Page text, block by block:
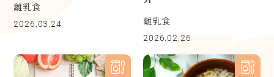
離乳食
2026.03.24 離乳食
2026.02.26